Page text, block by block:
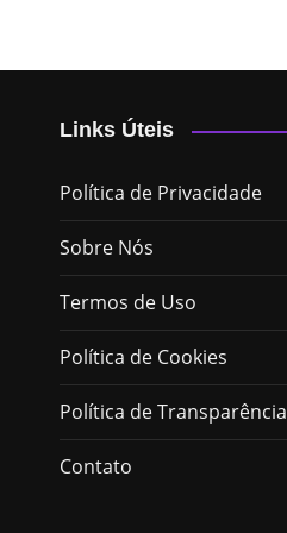
Links Úteis
Política de Privacidade
Sobre Nós
Termos de Uso
Política de Cookies
Política de Transparência
Contato